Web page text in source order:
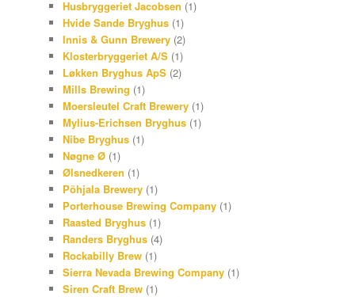
Husbryggeriet Jacobsen (1)
Hvide Sande Bryghus (1)
Innis & Gunn Brewery (2)
Klosterbryggeriet A/S (1)
Løkken Bryghus ApS (2)
Mills Brewing (1)
Moersleutel Craft Brewery (1)
Mylius-Erichsen Bryghus (1)
Nibe Bryghus (1)
Nøgne Ø (1)
Ølsnedkeren (1)
Põhjala Brewery (1)
Porterhouse Brewing Company (1)
Raasted Bryghus (1)
Randers Bryghus (4)
Rockabilly Brew (1)
Sierra Nevada Brewing Company (1)
Siren Craft Brew (1)